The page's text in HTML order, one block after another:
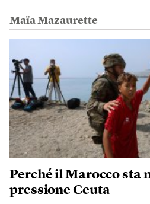
Maïa Mazaurette
Perché il Marocco sta
pressione Ceuta